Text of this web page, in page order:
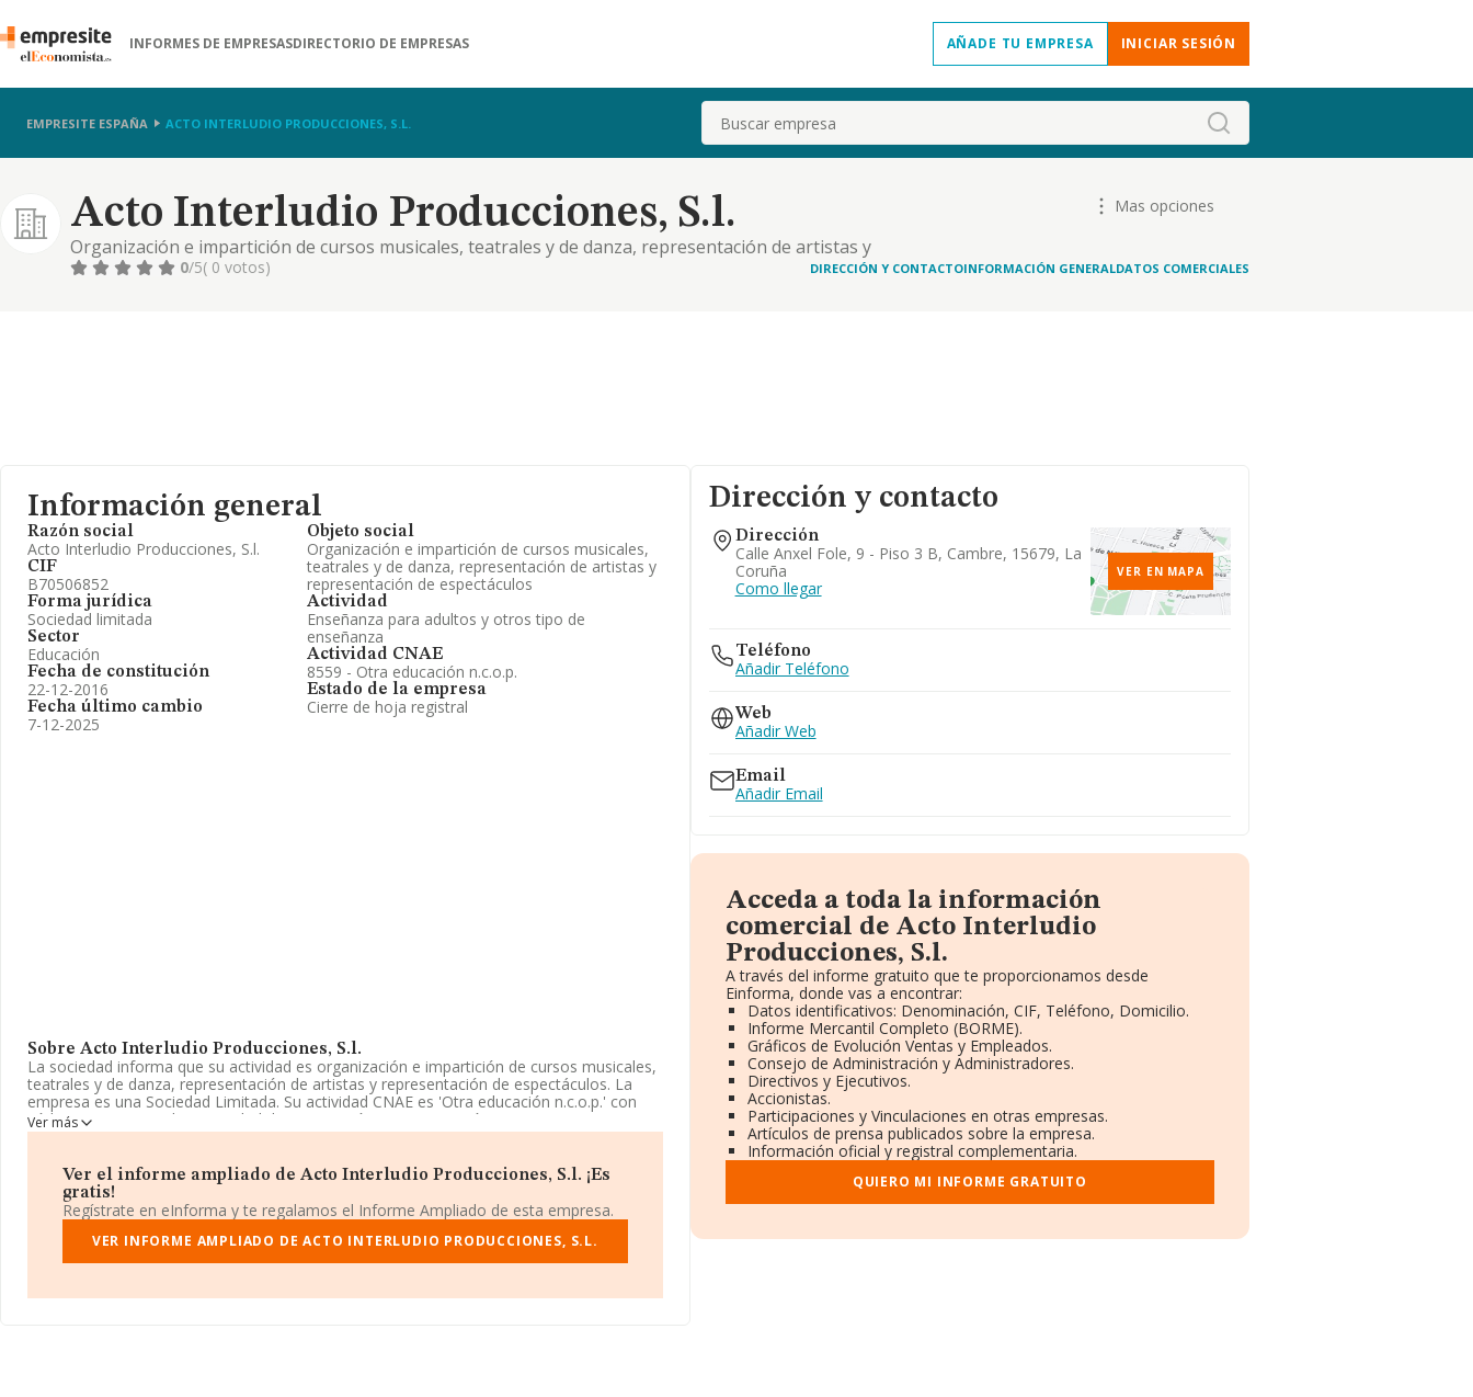
INFORMES DE EMPRESASDIRECTORIO DE EMPRESAS AÑADE TU EMPRESA INICIAR SESIÓN
EMPRESITE ESPAÑA ACTO INTERLUDIO PRODUCCIONES, S.L. Buscar
Acto Interludio Producciones, S.l.
Organización e impartición de cursos musicales, teatrales y de danza, representación de artistas y
representación de espectáculos
Mas opciones
0/5( 0 votos) DIRECCIÓN Y CONTACTOINFORMACIÓN GENERALDATOS COMERCIALES
Información general
Razón social
Acto Interludio Producciones, S.l.
CIF
B70506852
Forma jurídica
Sociedad limitada
Sector
Educación
Fecha de constitución
22-12-2016
Fecha último cambio
7-12-2025
Objeto social
Organización e impartición de cursos musicales,
teatrales y de danza, representación de artistas y
representación de espectáculos
Actividad
Enseñanza para adultos y otros tipo de
enseñanza
Actividad CNAE
8559 - Otra educación n.c.o.p.
Estado de la empresa
Cierre de hoja registral
Sobre Acto Interludio Producciones, S.l.
La sociedad informa que su actividad es organización e impartición de cursos musicales,
teatrales y de danza, representación de artistas y representación de espectáculos. La
empresa es una Sociedad Limitada. Su actividad CNAE es 'Otra educación n.c.o.p.' con
código 8559. No realiza actividad de importación y/o exportación.
encuentra en Calle Anxel Fole núm. 9 Piso 3 B, (15679), en el municipio de O Temple,
provincia de A Coruña, Galicia.
En base a la información de la que dispone INFORMA sobre 27.784 compañías, la
facturación en el ámbito nacional alcanza los 4.215 millones de euros y se estima que el
promedio de la facturación entre todas las empresas es de 151 mil euros. Respecto a la
aparecen 592 empresas, con ventas de 72 millones de euros. Con el fin de ampliar la
Ver más
Ver el informe ampliado de Acto Interludio Producciones, S.l. ¡Es
gratis!
Regístrate en eInforma y te regalamos el Informe Ampliado de esta empresa.
VER INFORME AMPLIADO DE ACTO INTERLUDIO PRODUCCIONES, S.L.
Dirección y contacto
Dirección
Calle Anxel Fole, 9 - Piso 3 B, Cambre, 15679, La
Coruña
Como llegar
VER EN MAPA
Teléfono
Añadir Teléfono
Web
Añadir Web
Email
Añadir Email
Acceda a toda la información
comercial de Acto Interludio
Producciones, S.l.
A través del informe gratuito que te proporcionamos desde
Einforma, donde vas a encontrar:
Datos identificativos: Denominación, CIF, Teléfono, Domicilio.
Informe Mercantil Completo (BORME).
Gráficos de Evolución Ventas y Empleados.
Consejo de Administración y Administradores.
Directivos y Ejecutivos.
Accionistas.
Participaciones y Vinculaciones en otras empresas.
Artículos de prensa publicados sobre la empresa.
Información oficial y registral complementaria.
QUIERO MI INFORME GRATUITO